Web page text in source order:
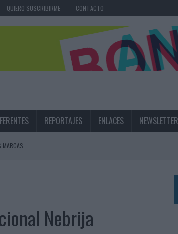
QUIERO SUSCRIBIRME CONTACTO
REPORTAJES ENLACES NEWSLETTER
MARCAS
DE LAS MARCAS
ESTRATEGIA
MANTIENEN EL CRECIMIENTO
Nebrija